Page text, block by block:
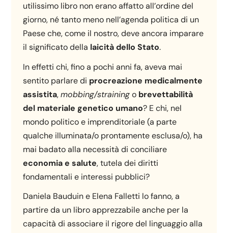
utilissimo libro non erano affatto all’ordine del
giorno, né tanto meno nell’agenda politica di un
Paese che, come il nostro, deve ancora imparare
il significato della laicità dello Stato.
In effetti chi, fino a pochi anni fa, aveva mai
sentito parlare di procreazione medicalmente
assistita,mobbing/strainingo brevettabilità
del materiale genetico umano? E chi, nel
mondo politico e imprenditoriale (a parte
qualche illuminata/o prontamente esclusa/o), ha
mai badato alla necessità di conciliare
economia e salute, tutela dei diritti
fondamentali e interessi pubblici?
Daniela Bauduin e Elena Falletti lo fanno, a
partire da un libro apprezzabile anche per la
capacità di associare il rigore del linguaggio alla